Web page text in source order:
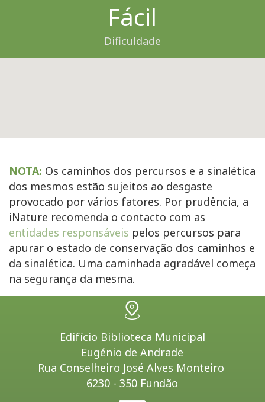
Fácil
Dificuldade
NOTA: Os caminhos dos percursos e a sinalética
dos mesmos estão sujeitos ao desgaste
provocado por vários fatores. Por prudência, a
iNature recomenda o contacto com as
entidades responsáveis pelos percursos para
apurar o estado de conservação dos caminhos e
da sinalética. Uma caminhada agradável começa
na segurança da mesma.
Edifício Biblioteca Municipal
Eugénio de Andrade
Rua Conselheiro José Alves Monteiro
6230 - 350 Fundão